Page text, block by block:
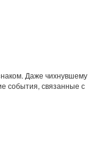
Даже чихнувшему
события, связанные с